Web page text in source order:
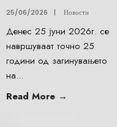
25/06/2026 | Новости
Денес 25 јуни 2026г. се
навршуваат точно 25
години од загинувањето
на...
Read More →